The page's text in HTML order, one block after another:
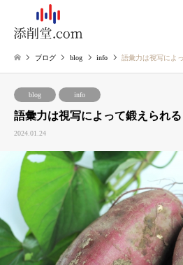
ブログ blog info 語彙力は視写によ
blog info
語彙力は視写によって鍛えられる
2024.01.24